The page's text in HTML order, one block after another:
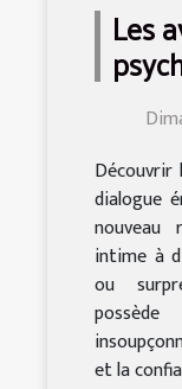
Les
Découvrir
dialogue
nouveau
intime à
ou
et la